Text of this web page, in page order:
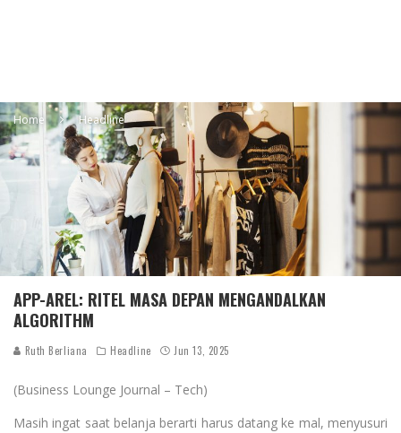
Home Headline
APP-AREL: RITEL MASA DEPAN MENGANDALKAN
ALGORITHM
Ruth Berliana Headline Jun 13, 2025
(Business Lounge Journal – Tech)
Masih ingat saat belanja berarti harus datang ke mal, menyusuri